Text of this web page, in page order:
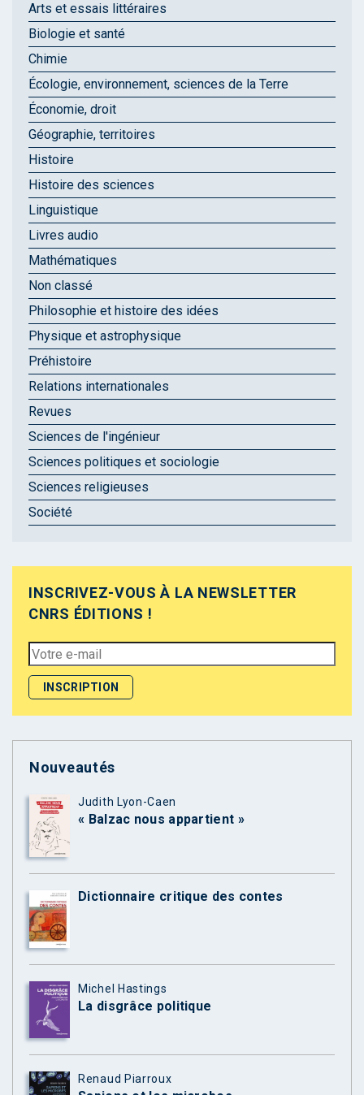
Arts et essais littéraires
Biologie et santé
Chimie
Écologie, environnement, sciences de la Terre
Économie, droit
Géographie, territoires
Histoire
Histoire des sciences
Linguistique
Livres audio
Mathématiques
Non classé
Philosophie et histoire des idées
Physique et astrophysique
Préhistoire
Relations internationales
Revues
Sciences de l'ingénieur
Sciences politiques et sociologie
Sciences religieuses
Société
INSCRIVEZ-VOUS À LA NEWSLETTER
CNRS ÉDITIONS !
Nouveautés
Judith Lyon-Caen
« Balzac nous appartient »
Dictionnaire critique des contes
Michel Hastings
La disgrâce politique
Renaud Piarroux